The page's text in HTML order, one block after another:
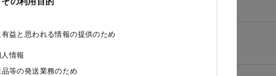
益と思われる情報の提供のため
情報
等の発送業務のため